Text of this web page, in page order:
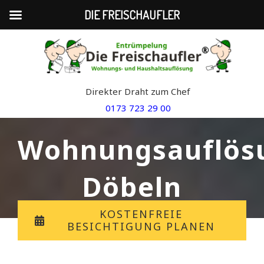
Direkter Draht zum Chef
0173 723 29 00
Döbeln
KOSTENFREIE
BESICHTIGUNG PLANEN
DIE FREISCHAUFLER